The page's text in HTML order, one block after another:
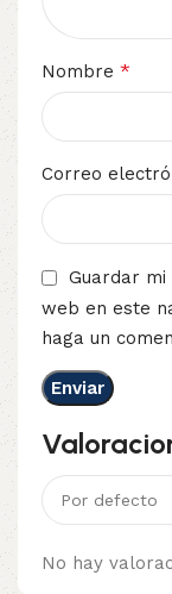
No hay
Nombre *
Correo
Guardar
web en este
haga un